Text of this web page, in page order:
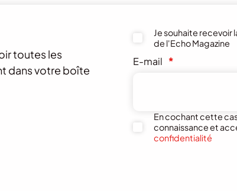
toutes les
dans votre boîte
Je souhaite recevoir
de l'Echo Magazine
E-mail *
En cochant cette
connaissance et
confidentialité